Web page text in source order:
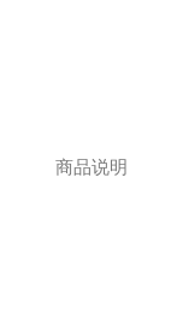
商品说明